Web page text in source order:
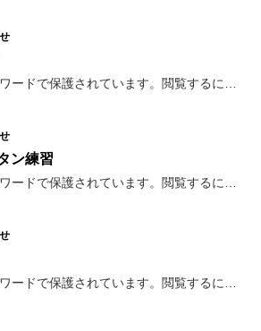
ードで保護されています。閲覧するに…
ン練習
ードで保護されています。閲覧するに…
ードで保護されています。閲覧するに…